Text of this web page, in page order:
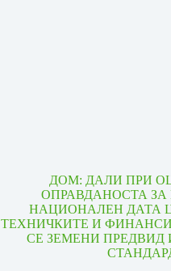
ДОМ: ДАЛИ ПРИ
ОПРАВДАНОСТА ЗА
НАЦИОНАЛЕН ДАТА
ТЕХНИЧКИТЕ И
СЕ ЗЕМЕНИ